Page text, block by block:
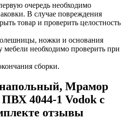
очередь необходимо
В случае повреждения
товар и проверить целостность
ножки и основания
мебели необходимо проверить при
сборки.
Мрамор
4044-1 Vodok с
отзывы